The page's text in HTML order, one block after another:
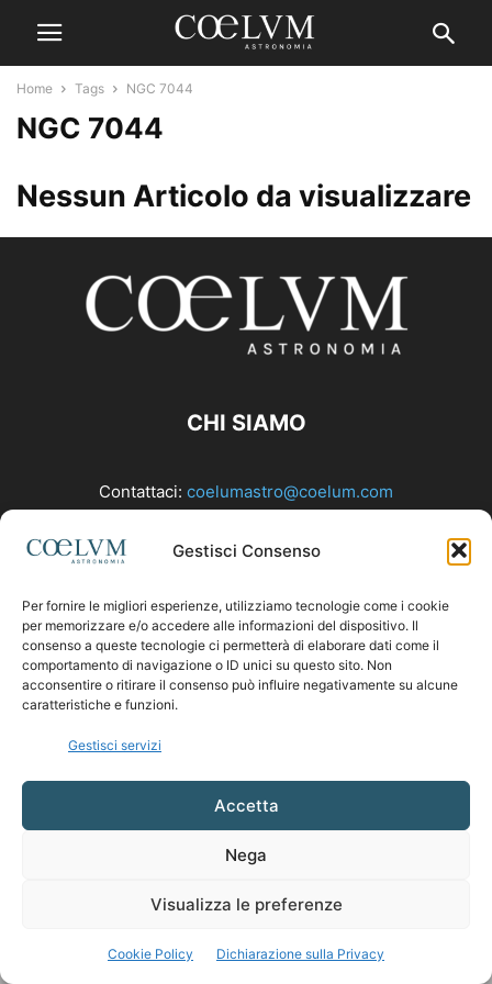
Gestisci Consenso
Per fornire le migliori esperienze, utilizziamo tecnologie come i cookie
per memorizzare e/o accedere alle informazioni del dispositivo. Il
consenso a queste tecnologie ci permetterà di elaborare dati come il
comportamento di navigazione o ID unici su questo sito. Non
acconsentire o ritirare il consenso può influire negativamente su alcune
caratteristiche e funzioni.
Gestisci servizi
Accetta
Nega
Visualizza le preferenze
Cookie Policy Dichiarazione sulla Privacy
Home Tags NGC 7044
NGC 7044
Nessun Articolo da visualizzare
CHI SIAMO
Contattaci: coelumastro@coelum.com
SEGUICI